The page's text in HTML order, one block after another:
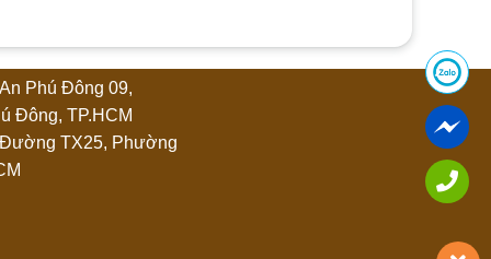
Phú Đông 09,
Đông, TP.HCM
TX25, Phường